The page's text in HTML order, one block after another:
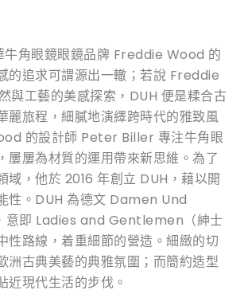
牛角眼鏡眼鏡品牌 Freddie Wood 的
的追求可謂源出一轍；若說 Freddie
與工藝的美感探索，DUH 便是糅合古
麗旅程，細膩地演繹跨時代的雅致風
的設計師 Peter Biller 專注牛角眼
屢屢為材質的運用帶來新思維。為了
域，他於 2016 年創立 DUH，藉以開
性。DUH 為德文 Damen Und
意即 Ladies and Gentlemen（紳士
性路線，着重細節的營造。細緻的切
洲古典美藝的典雅氛圍；而簡約造型
近現代生活的步伐。